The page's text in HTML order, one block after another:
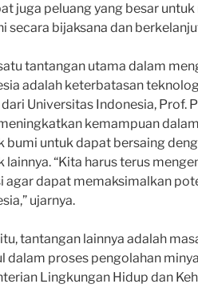
juga peluang yang besar
secara bijaksana dan
tantangan utama dalam
adalah keterbatasan
Universitas Indonesia, Prof.
kemampuan
bumi untuk dapat bersaing
lainnya. “Kita harus terus
agar dapat memaksimalkan
ujarnya.
tantangan lainnya adalah
dalam proses pengolahan
Lingkungan Hidup dan